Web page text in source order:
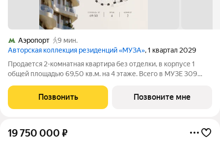
Аэропорт
9 мин.
Авторская коллекция резиденций «МУЗА», 1 квартал 2029
Продается 2-комнатная квартира без отделки, в корпусе 1
общей площадью 69,50 кв.м. на 4 этаже. Всего в МУЗЕ 309
террасами. Высота потолков от 3,5 до 4,65 м. Эксклюзивные
Позвонить Позвоните мне
19 750 000 ₽